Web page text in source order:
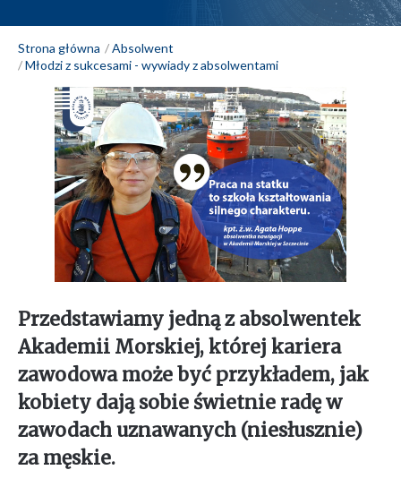
Strona główna
Absolwent
Młodzi z sukcesami - wywiady z absolwentami
Przedstawiamy jedną z absolwentek
Akademii Morskiej, której kariera
zawodowa może być przykładem, jak
kobiety dają sobie świetnie radę w
zawodach uznawanych (niesłusznie)
za męskie.